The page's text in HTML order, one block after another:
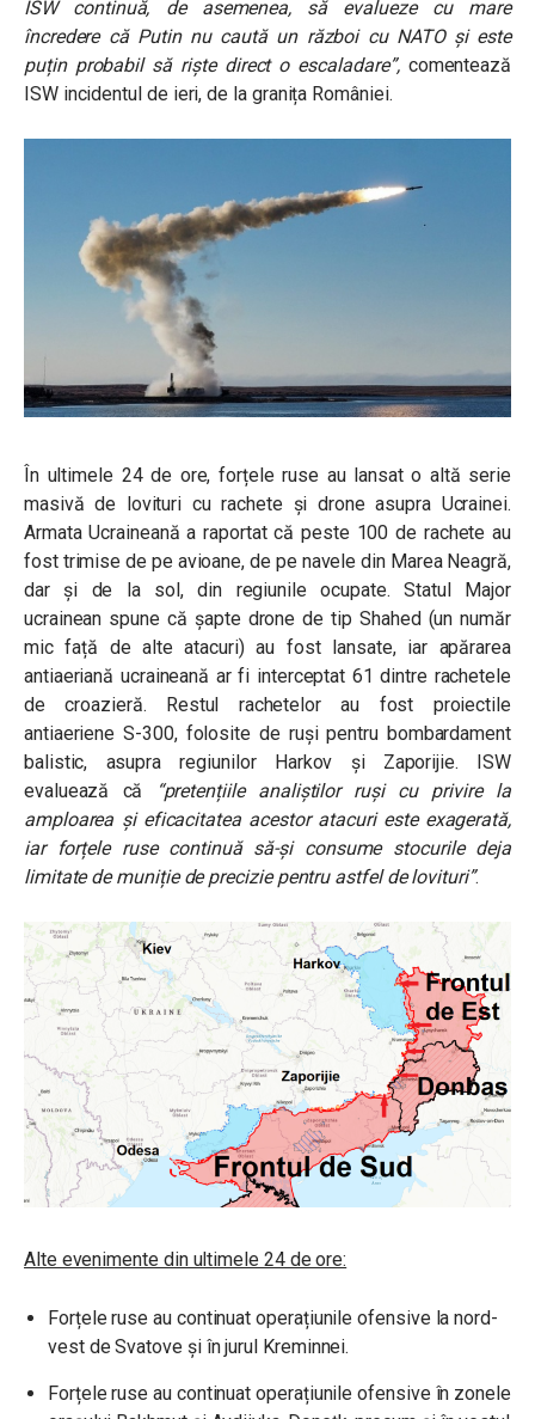
ISW continuă, de asemenea, să evalueze cu mare
încredere că Putin nu caută un război cu NATO și este
puțin probabil să riște direct o escaladare”, comentează
ISW incidentul de ieri, de la granița României.
În ultimele 24 de ore, forțele ruse au lansat o altă serie
masivă de lovituri cu rachete și drone asupra Ucrainei.
Armata Ucraineană a raportat că peste 100 de rachete au
fost trimise de pe avioane, de pe navele din Marea Neagră,
dar și de la sol, din regiunile ocupate. Statul Major
ucrainean spune că șapte drone de tip Shahed (un număr
mic față de alte atacuri) au fost lansate, iar apărarea
antiaeriană ucraineană ar fi interceptat 61 dintre rachetele
de croazieră. Restul rachetelor au fost proiectile
antiaeriene S-300, folosite de ruși pentru bombardament
balistic, asupra regiunilor Harkov și Zaporijie. ISW
evaluează că
“pretențiile analiștilor ruși cu privire la
amploarea și eficacitatea acestor atacuri este exagerată,
iar forțele ruse continuă să-și consume stocurile deja
limitate de muniție de precizie pentru astfel de lovituri”.
Alte evenimente din ultimele 24 de ore:
Forțele ruse au continuat operațiunile ofensive la nord-
vest de Svatove și în jurul Kreminnei.
Forțele ruse au continuat operațiunile ofensive în zonele